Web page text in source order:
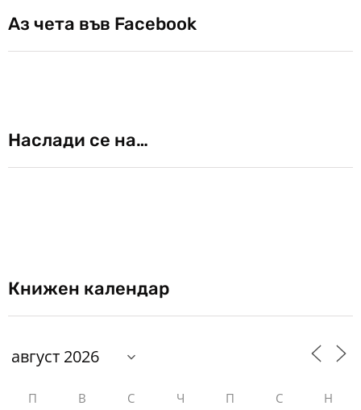
Аз чета във Facebook
Наслади се на…
Книжен календар
П В С Ч П С Н